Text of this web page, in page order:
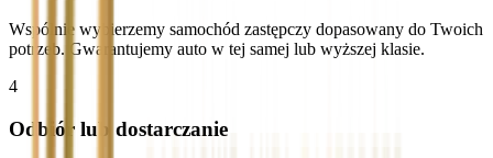
Wspólnie wybierzemy samochód zastępczy dopasowany do Twoich
potrzeb. Gwarantujemy auto w tej samej lub wyższej klasie.
4
Odbiór lub dostarczanie